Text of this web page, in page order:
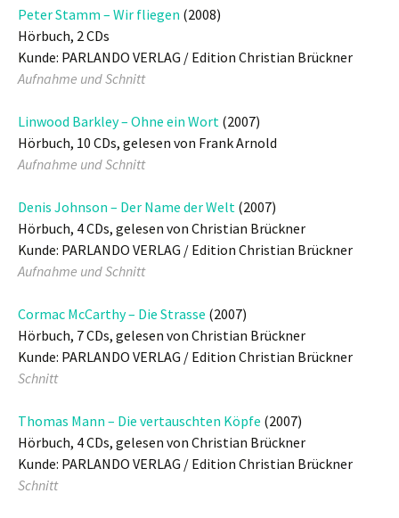
Peter Stamm – Wir fliegen (2008)
Hörbuch, 2 CDs
Kunde: PARLANDO VERLAG / Edition Christian Brückner
Aufnahme und Schnitt
Linwood Barkley – Ohne ein Wort (2007)
Hörbuch, 10 CDs, gelesen von Frank Arnold
Aufnahme und Schnitt
Denis Johnson – Der Name der Welt (2007)
Hörbuch, 4 CDs, gelesen von Christian Brückner
Kunde: PARLANDO VERLAG / Edition Christian Brückner
Aufnahme und Schnitt
Cormac McCarthy – Die Strasse (2007)
Hörbuch, 7 CDs, gelesen von Christian Brückner
Kunde: PARLANDO VERLAG / Edition Christian Brückner
Schnitt
Thomas Mann – Die vertauschten Köpfe (2007)
Hörbuch, 4 CDs, gelesen von Christian Brückner
Kunde: PARLANDO VERLAG / Edition Christian Brückner
Schnitt